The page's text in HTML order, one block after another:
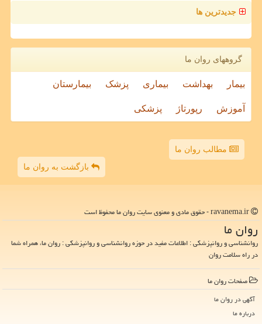
جدیدترین ها
گروههای روان ما
بیمار بهداشت بیماری پزشک بیمارستان
آموزش رپورتاژ پزشکی
مطالب روان ما
بازگشت به روان ما
روان ما
روانشناسی و روانپزشکی : اطلاعات مفید در حوزه روانشناسی و روانپزشکی : روان ما، همراه شما
در راه سلامت روان
صفحات روان ما
آگهی در روان ما
درباره ما